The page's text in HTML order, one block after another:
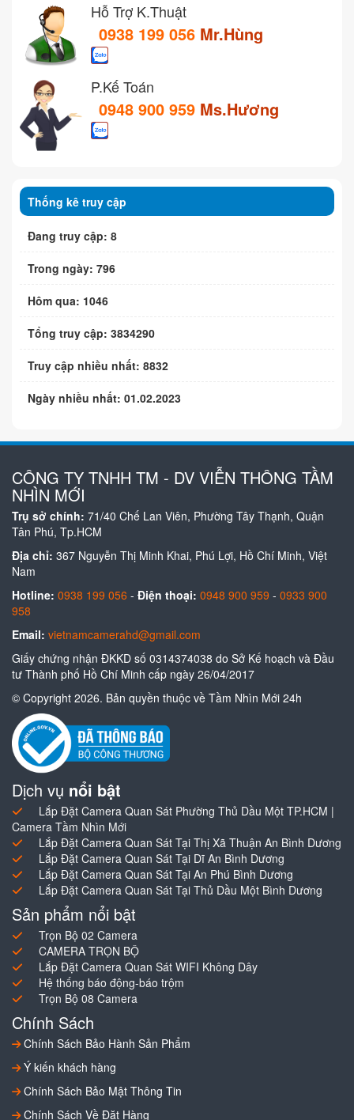
Hỗ Trợ K.Thuật
0938 199 056 Mr.Hùng
P.Kế Toán
0948 900 959 Ms.Hương
Thống kê truy cập
Đang truy cập: 8
Trong ngày: 796
Hôm qua: 1046
Tổng truy cập: 3834290
Truy cập nhiều nhất: 8832
Ngày nhiều nhất: 01.02.2023
CÔNG TY TNHH TM - DV VIỄN THÔNG TẦM
NHÌN MỚI
Trụ sở chính: 71/40 Chế Lan Viên, Phường Tây Thạnh, Quận
Tân Phú, Tp.HCM
Địa chỉ: 367 Nguyễn Thị Minh Khai, Phú Lợi, Hồ Chí Minh, Việt
Nam
Hotline: 0938 199 056 - Điện thoại: 0948 900 959 - 0933 900
958
Email: vietnamcamerahd@gmail.com
Giấy chứng nhận ĐKKD số 0314374038 do Sở Kế hoạch và Đầu
tư Thành phố Hồ Chí Minh cấp ngày 26/04/2017
© Copyright 2026. Bản quyền thuộc về Tầm Nhìn Mới 24h
Dịch vụ nổi bật
Lắp Đặt Camera Quan Sát Phường Thủ Dầu Một TP.HCM |
Camera Tầm Nhìn Mới
Lắp Đặt Camera Quan Sát Tại Thị Xã Thuận An Bình Dương
Lắp Đặt Camera Quan Sát Tại Dĩ An Bình Dương
Lắp Đặt Camera Quan Sát Tại An Phú Bình Dương
Lắp Đặt Camera Quan Sát Tại Thủ Dầu Một Bình Dương
Sản phẩm nổi bật
Trọn Bộ 02 Camera
CAMERA TRỌN BỘ
Lắp Đặt Camera Quan Sát WIFI Không Dây
Hệ thống báo động-báo trộm
Trọn Bộ 08 Camera
Chính Sách
Chính Sách Bảo Hành Sản Phẩm
Ý kiến khách hàng
Chính Sách Bảo Mật Thông Tin
Chính Sách Về Đặt Hàng